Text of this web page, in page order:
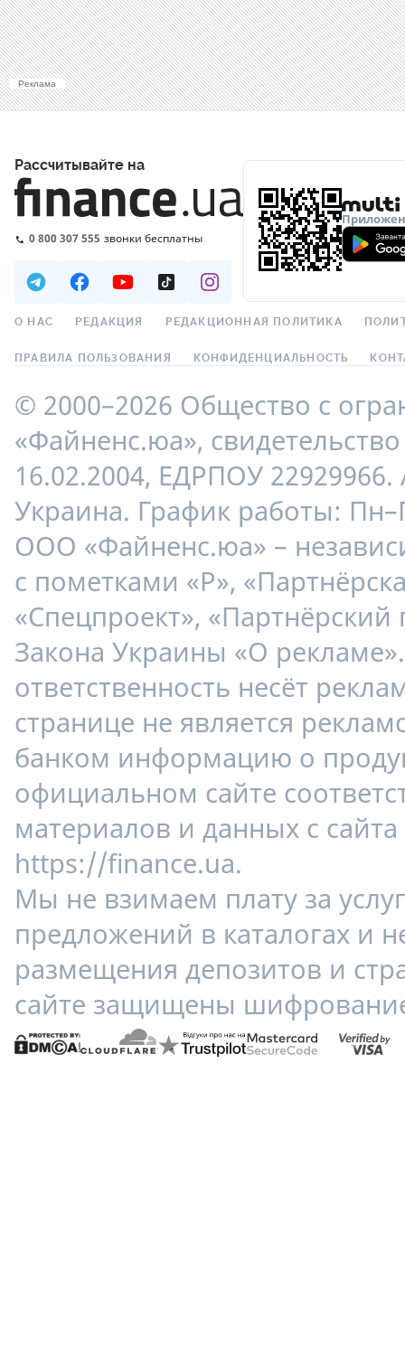
Реклама
Рассчитывайте на
0 800 307 555 звонки бесплатны
О НАС РЕДАКЦИЯ РЕДАКЦИОННАЯ ПОЛИТИКА
ПРАВИЛА ПОЛЬЗОВАНИЯ КОНФИДЕНЦИАЛЬНОСТЬ
© 2000–2026 Общество с
«Файненс.юа»,
16.02.2004, ЕДРПОУ
Украина. График работы:
ООО «Файненс.юа» –
с пометками «Р»,
«Спецпроект»,
Закона Украины «О
ответственность несёт
странице не является
банком информацию о
официальном сайте
материалов и данных с
https://finance.ua.
Мы не взимаем плату за
предложений в каталогах и
размещения депозитов и
сайте защищены